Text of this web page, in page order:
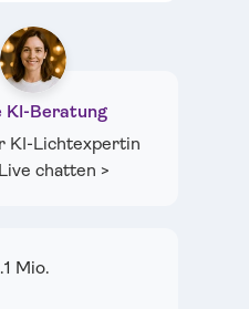
KI-Beratung
KI-Lichtexpertin
chatten >
Mio.